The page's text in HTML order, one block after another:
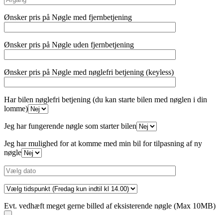
Ønsker pris på Nøgle med fjernbetjening
Ønsker pris på Nøgle uden fjernbetjening
Ønsker pris på Nøgle med nøglefri betjening (keyless)
Har bilen nøglefri betjening (du kan starte bilen med nøglen i din
lomme)
Jeg har fungerende nøgle som starter bilen
Jeg har mulighed for at komme med min bil for tilpasning af ny
nøgle
Evt. vedhæft meget gerne billed af eksisterende nøgle (Max 10MB)